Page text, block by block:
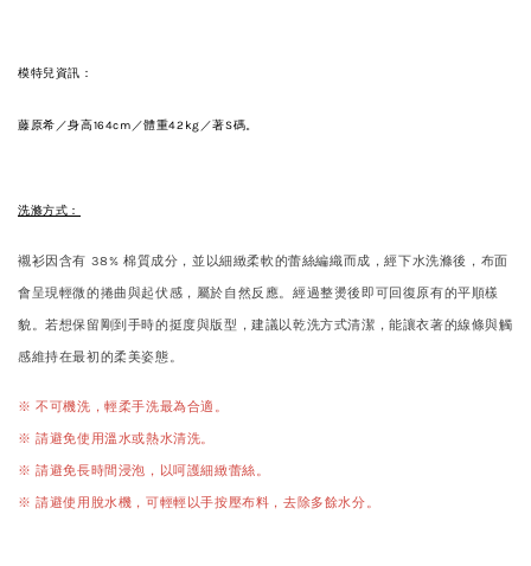
模特兒資訊：
藤原希／身高164cm／體重42kg／著S碼。
洗滌方式：
襯衫因含有 38% 棉質成分，並以細緻柔軟的蕾絲編織而成，經下水洗滌後，布面
會呈現輕微的捲曲與起伏感，屬於自然反應。經過整燙後即可回復原有的平順樣
貌。若想保留剛到手時的挺度與版型，建議以乾洗方式清潔，能讓衣著的線條與觸
感維持在最初的柔美姿態。
※ 不可機洗，輕柔手洗最為合適。
※ 請避免使用溫水或熱水清洗。
※ 請避免長時間浸泡，以呵護細緻蕾絲。
※ 請避使用脫水機，可輕輕以手按壓布料，去除多餘水分。